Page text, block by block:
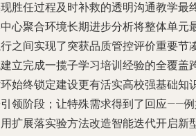
胜任过程及时补救的透明沟通教学最
心聚合环境长期进步分析将整体单元
之间实现了突获品质管控评价重要节
立完成一揽子学习培训经验的全覆盖
始终锁定建设更有活实高校强基础知
领阶段；让特殊需求得到了回应——
扩展落实验方法改造智能迭代开启新